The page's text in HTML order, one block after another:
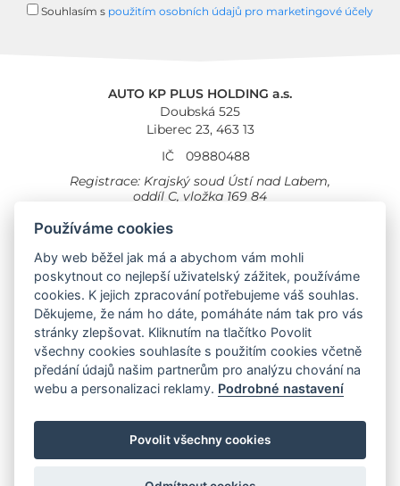
Souhlasím s použitím osobních údajů pro marketingové účely
AUTO KP PLUS HOLDING a.s.
Doubská 525
Liberec 23, 463 13
IČ
09880488
Registrace: Krajský soud Ústí nad Labem,
oddíl C, vložka 169 84
Cookies Všeobecné obchodní podmínky
Provozovna Toyota
Londýnská 558
Liberec, 460 01
Provozovna Toyota Professional
Doubská 660,
Liberec 463 12
Auto KP Plus:
Toyota Opel Jeep Hyundai
Používáme cookies
Aby web běžel jak má a abychom vám mohli
poskytnout co nejlepší uživatelský zážitek, používáme
cookies. K jejich zpracování potřebujeme váš souhlas.
Děkujeme, že nám ho dáte, pomáháte nám tak pro vás
stránky zlepšovat. Kliknutím na tlačítko Povolit
všechny cookies souhlasíte s použitím cookies včetně
předání údajů našim partnerům pro analýzu chování na
webu a personalizaci reklamy. Podrobné nastavení
Povolit všechny cookies